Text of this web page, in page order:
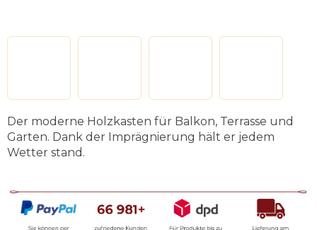
Der moderne Holzkasten für Balkon, Terrasse und
Garten. Dank der Imprägnierung hält er jedem
Wetter stand.